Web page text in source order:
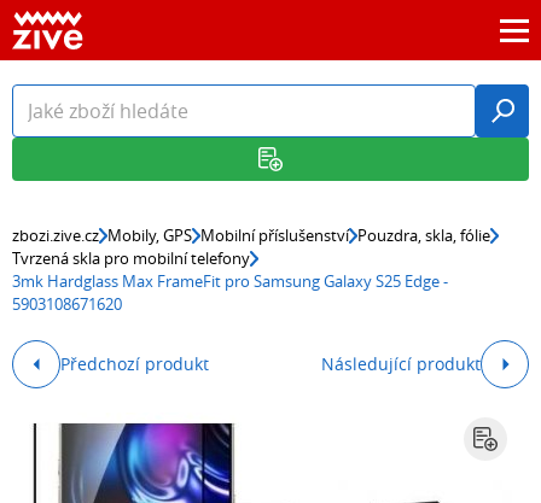
zbozi.zive.cz Mobily, GPS Mobilní příslušenství Pouzdra, skla, fólie
Tvrzená skla pro mobilní telefony
3mk Hardglass Max FrameFit pro Samsung Galaxy S25 Edge -
5903108671620
Předchozí produkt Následující produkt